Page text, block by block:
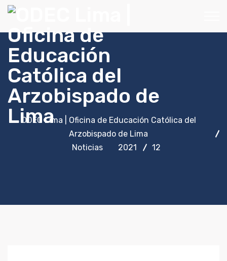
ODEC Lima | Oficina de Educación Católica del
Arzobispado de Lima
Noticias
2021 12